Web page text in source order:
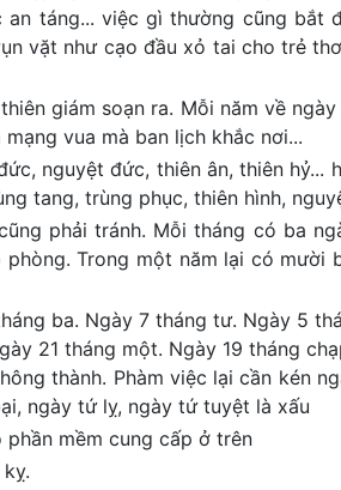
táng... việc gì thường cũng
vặt như cạo đầu xỏ tai cho trẻ
giám soạn ra. Mỗi năm về
vua mà ban lịch khắc nơi...
nguyệt đức, thiên ân, thiên
tang, trùng phục, thiên hình,
phải tránh. Mỗi tháng có ba
Trong một năm lại có
ba. Ngày 7 tháng tư. Ngày 5
21 tháng một. Ngày 19 tháng
thành. Phàm việc lại cần kén
ngày tứ lỵ, ngày tứ tuyệt là xấu
mềm cung cấp ở trên